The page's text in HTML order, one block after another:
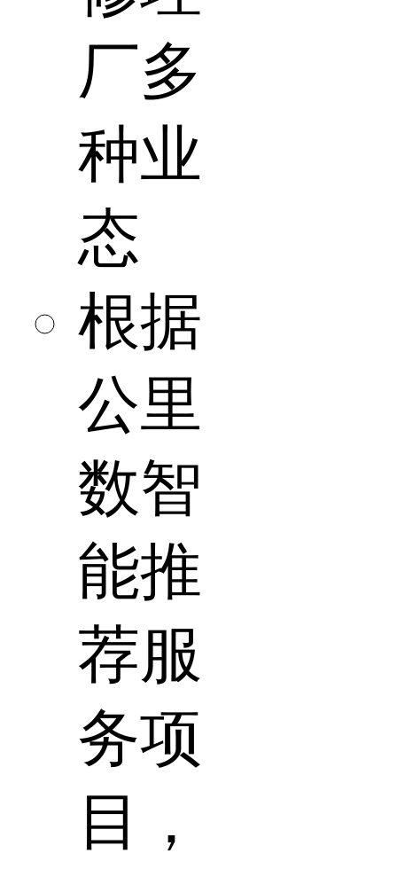
厂多
种业
态
根据
公里
数智
能推
荐服
务项
目，